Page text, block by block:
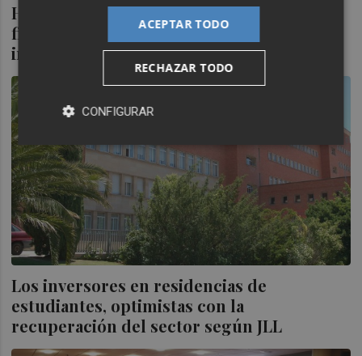
Hacienda convoca subvenciones para
financiar las tesis de jóvenes
investigadores en economía pública
Los inversores en residencias de
estudiantes, optimistas con la
recuperación del sector según JLL
ACEPTAR TODO
RECHAZAR TODO
CONFIGURAR